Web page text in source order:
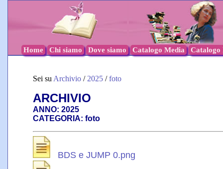
Home Chi siamo Dove siamo Catalogo Media Catalogo
Sei su Archivio / 2025 /foto
ARCHIVIO
ANNO: 2025
CATEGORIA: foto
BDS e JUMP 0.png